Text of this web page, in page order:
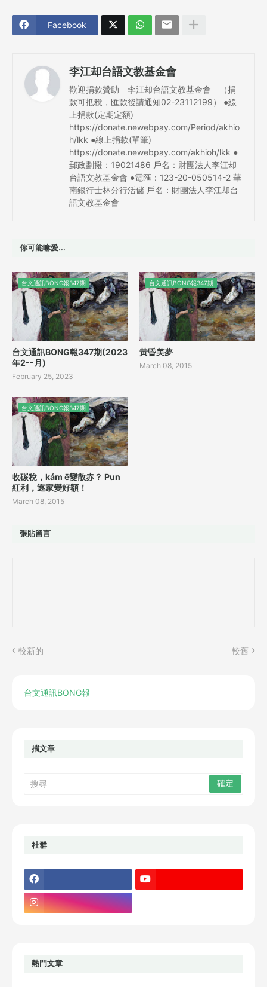
Facebook
李江却台語文教基金會
歡迎捐款贊助 李江却台語文教基金會 （捐
款可抵稅，匯款後請通知02-23112199） ●線
上捐款(定期定額)
https://donate.newebpay.com/Period/akhio
h/lkk ●線上捐款(單筆)
https://donate.newebpay.com/akhioh/lkk ●
郵政劃撥：19021486 戶名：財團法人李江却
台語文教基金會 ●電匯：123-20-050514-2 華
南銀行士林分行活儲 戶名：財團法人李江却台
語文教基金會
你可能嘛愛...
台文通訊BONG報347期
台文通訊BONG報347期(2023
年2--月)
February 25, 2023
台文通訊BONG報347期
黃昏美夢
March 08, 2015
台文通訊BONG報347期
收碳稅，kám ē變散赤？ Pun
紅利，逐家變好額！
March 08, 2015
張貼留言
較新的 較舊
台文通訊BONG報
揣文章
社群
熱門文章